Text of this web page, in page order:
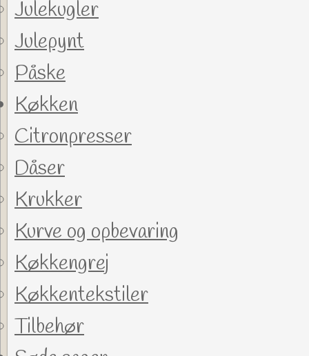
Julekugler
Julepynt
Påske
Køkken
Citronpresser
Dåser
Krukker
Kurve og opbevaring
Køkkengrej
Køkkentekstiler
Tilbehør